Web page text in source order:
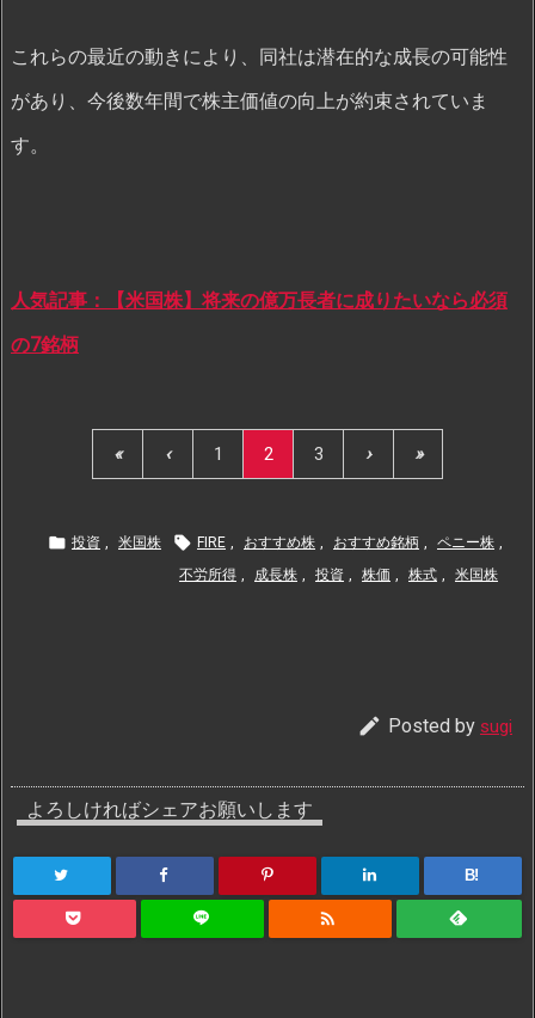
これらの最近の動きにより、同社は潜在的な成長の可能性
があり、今後数年間で株主価値の向上が約束されていま
す。
人気記事：【米国株】将来の億万長者に成りたいなら必須
の7銘柄
« ‹ 1 2 3 › »
 投資 , 米国株  FIRE , おすすめ株 , おすすめ銘柄 , ペニー株 ,
不労所得 , 成長株 , 投資 , 株価 , 株式 , 米国株
 Posted by sugi
よろしければシェアお願いします
B!
